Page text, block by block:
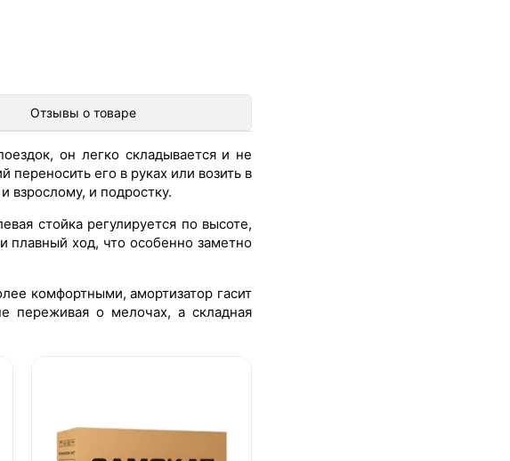
Отзывы о товаре
он легко складывается и не
его в руках или возить в
взрослому, и подростку.
стойка регулируется по высоте,
плавный ход, что особенно заметно
комфортными, амортизатор гасит
переживая о мелочах, а складная